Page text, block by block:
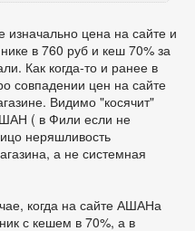
цена на сайте и
в 760 руб и кеш 70% за
Как когда-то и ранее в
совпадении цен на сайте
Видимо "косячит"
( в Фили если не
неряшливость
а не системная
когда на сайте АШАНа
с кешем в 70%, а в